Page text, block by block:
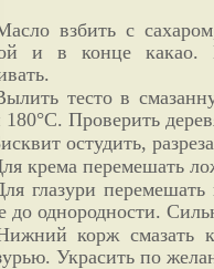
взбить с
и в конце какао.
тесто в
180°C. Проверить
остудить,
крема перемешать
глазури
до однородности.
корж смазать
Украсить по